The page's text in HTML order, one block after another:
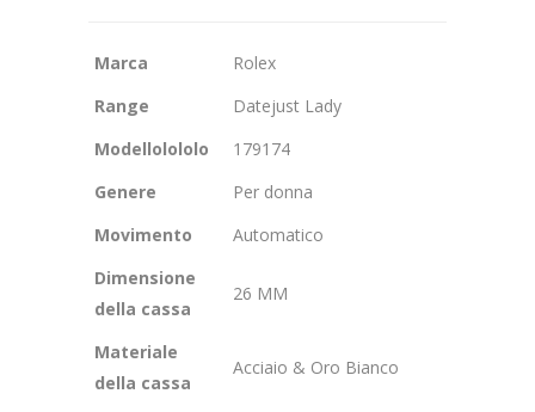
Marca
Rolex
Range
Datejust Lady
Modellolololo
179174
Genere
Per donna
Movimento
Automatico
Dimensione
della cassa
26 MM
Materiale
della cassa
Acciaio & Oro Bianco